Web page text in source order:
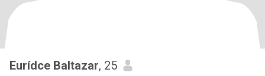
Eurídce Baltazar, 25